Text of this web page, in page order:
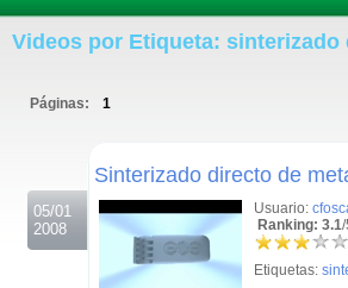
Videos por Etiqueta: sinterizado
Páginas: 1
05/01
2008
Sinterizado directo de
Usuario:
Ranking: 3.1
Etiquetas: